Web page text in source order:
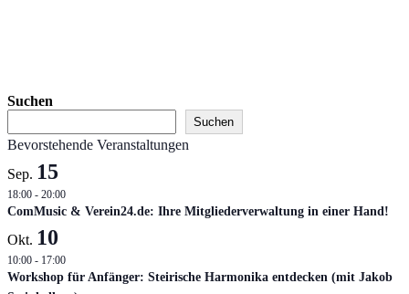
Suchen
Suchen
Bevorstehende Veranstaltungen
Sep. 15
18:00 - 20:00
ComMusic & Verein24.de: Ihre Mitgliederverwaltung in einer Hand!
Okt. 10
10:00 - 17:00
Workshop für Anfänger: Steirische Harmonika entdecken (mit Jakob